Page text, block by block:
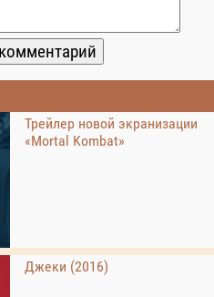
Трейлер новой экранизации
«Mortal Kombat»
Джеки (2016)